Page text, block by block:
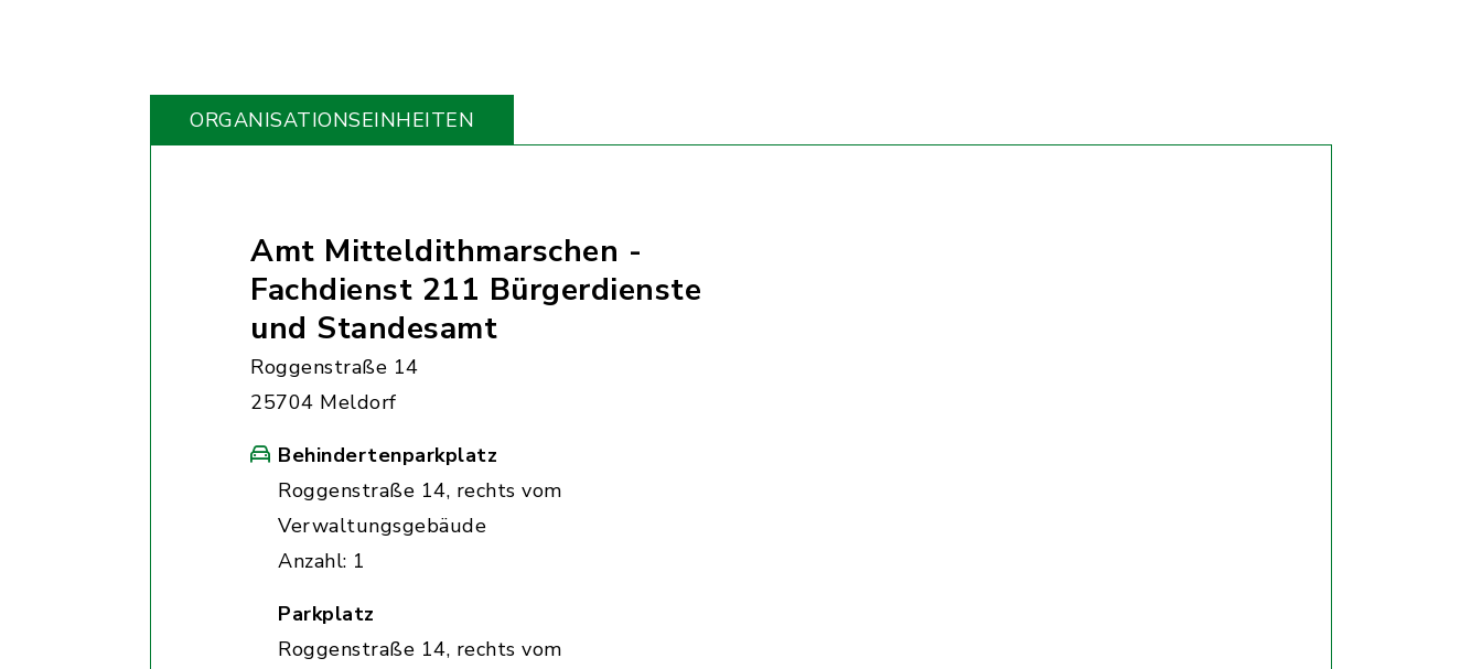
ORGANISATIONS­EINHEITEN
Amt Mitteldithmarschen -
Fachdienst 211 Bürgerdienste
und Standesamt
Roggenstraße 14
25704 Meldorf
Behindertenparkplatz
Roggenstraße 14, rechts vom
Verwaltungsgebäude
Anzahl: 1
Parkplatz
Roggenstraße 14, rechts vom